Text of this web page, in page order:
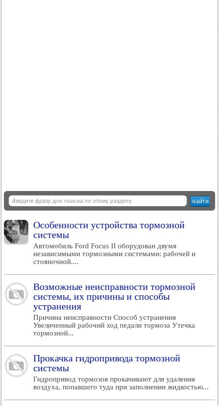
Особенности устройства тормозной
системы
Автомобиль Ford Focus II оборудован двумя
независимыми тормозными системами: рабочей и
стояночной....
Возможные неисправности тормозной
системы, их причины и способы
устранения
Причина неисправности Способ устранения
Увеличенный рабочий ход педали тормоза Утечка
тормозной...
Прокачка гидропривода тормозной
системы
Гидропривод тормозов прокачивают для удаления
воздуха, попавшего туда при заполнении жидкостью...